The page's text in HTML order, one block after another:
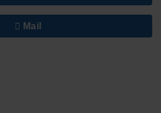
Mail